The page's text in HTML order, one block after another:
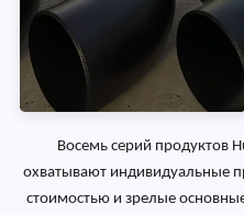
Восемь серий продуктов
охватывают индивидуальные
стоимостью и зрелые